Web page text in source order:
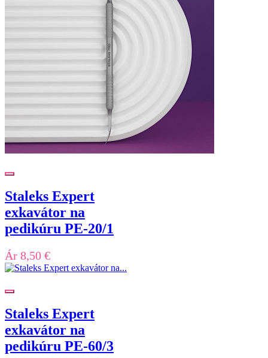
Staleks Expert
exkavátor na
pedikúru PE-20/1
Ár 8,50 €
Staleks Expert
exkavátor na
pedikúru PE-60/3